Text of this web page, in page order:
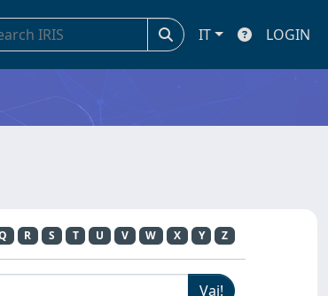
IT LOGIN
R S T U V W X Y Z